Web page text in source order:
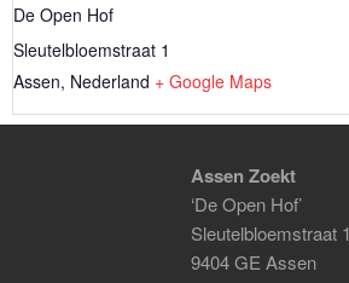
De Open Hof
Sleutelbloemstraat 1
Assen, Nederland + Google Maps
Assen Zoekt
‘De Open Hof’
Sleutelbloemstraat 1
9404 GE Assen